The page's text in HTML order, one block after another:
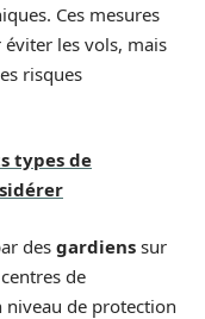
Ces mesures
les vols, mais
risques
types de
des gardiens sur
de
niveau de protection